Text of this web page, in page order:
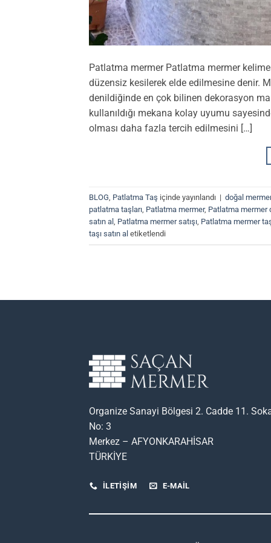
Patlatma mermer Patlatma mermer
düzensiz kesilerek elde edilmesine denir.
denildiğinde en çok bilinen dekorasyon
kullanıldığı mekana kolay uyumu
olması daha fazla tercih edilmesini […]
BLOG Patlatma Taş içinde yayınlandı | doğal
patlatma taşları Patlatma mermer, Patlatma mermer
satın al Patlatma mermer satışı Patlatma mermer
taşı satın al etiketlendi
Organize Sanayi Bölgesi 2. Cadde 11.
No: 3
Merkez – AFYONKARAHİSAR
TÜRKİYE
İLETİŞİM E-MAIL